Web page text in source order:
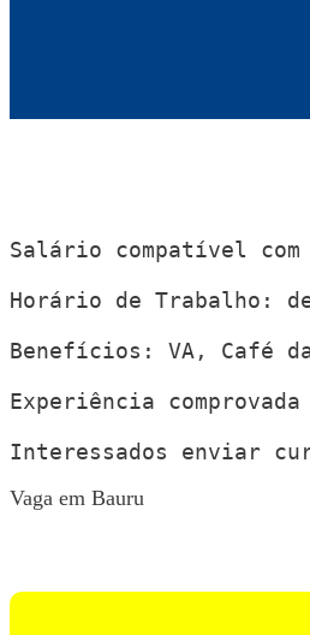
Salário compatível
Horário de Trabalho:
Benefícios: VA, Café
Experiência
Interessados enviar
Vaga em Bauru